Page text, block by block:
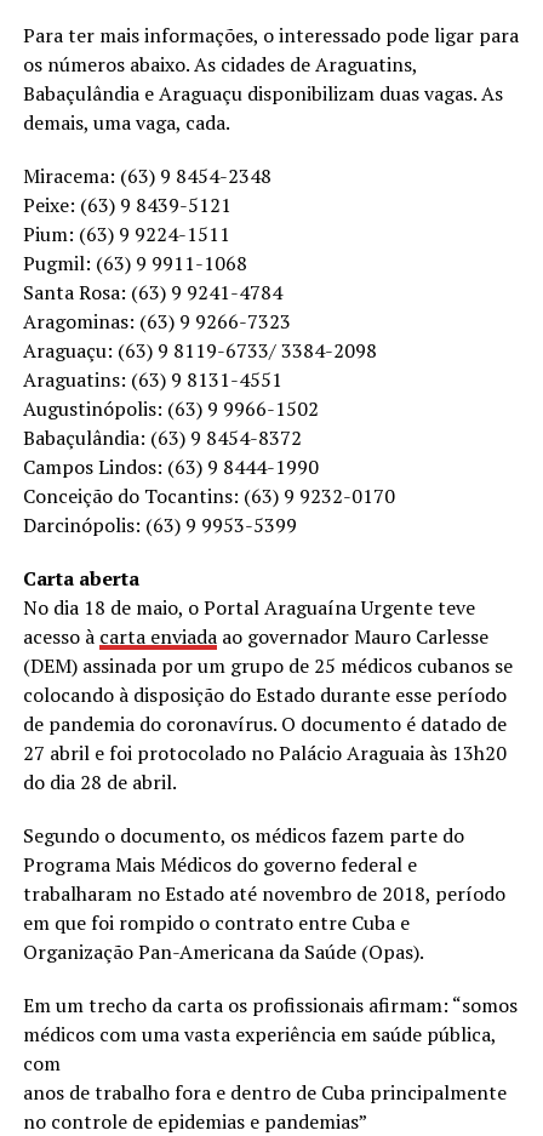
Para ter mais informações, o interessado pode ligar para
os números abaixo. As cidades de Araguatins,
Babaçulândia e Araguaçu disponibilizam duas vagas. As
demais, uma vaga, cada.
Miracema: (63) 9 8454-2348
Peixe: (63) 9 8439-5121
Pium: (63) 9 9224-1511
Pugmil: (63) 9 9911-1068
Santa Rosa: (63) 9 9241-4784
Aragominas: (63) 9 9266-7323
Araguaçu: (63) 9 8119-6733/ 3384-2098
Araguatins: (63) 9 8131-4551
Augustinópolis: (63) 9 9966-1502
Babaçulândia: (63) 9 8454-8372
Campos Lindos: (63) 9 8444-1990
Conceição do Tocantins: (63) 9 9232-0170
Darcinópolis: (63) 9 9953-5399
Carta aberta
No dia 18 de maio, o Portal Araguaína Urgente teve
acesso à carta enviadaao governador Mauro Carlesse
(DEM) assinada por um grupo de 25 médicos cubanos se
colocando à disposição do Estado durante esse período
de pandemia do coronavírus. O documento é datado de
27 abril e foi protocolado no Palácio Araguaia às 13h20
do dia 28 de abril.
Segundo o documento, os médicos fazem parte do
Programa Mais Médicos do governo federal e
trabalharam no Estado até novembro de 2018, período
em que foi rompido o contrato entre Cuba e
Organização Pan-Americana da Saúde (Opas).
Em um trecho da carta os profissionais afirmam: “somos
médicos com uma vasta experiência em saúde pública,
com
anos de trabalho fora e dentro de Cuba principalmente
no controle de epidemias e pandemias”